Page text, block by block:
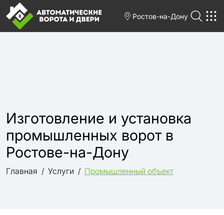
Ростов-на-Дону
Изготовление и установка
промышленных ворот в
Ростове-на-Дону
Главная Услуги Промышленный объект